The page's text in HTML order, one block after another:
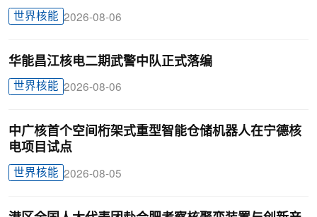
世界核能 2026-08-06
华能昌江核电二期武警中队正式落编
世界核能 2026-08-06
中广核首个空间桁架式重型智能仓储机器人在宁德核
电项目试点
世界核能 2026-08-05